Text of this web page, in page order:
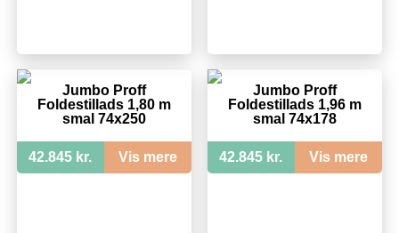
Jumbo Proff
Foldestillads 1,80 m
smal 74x250
42.845 kr. Vis mere
Jumbo Proff
Foldestillads 1,96 m
smal 74x178
42.845 kr. Vis mere